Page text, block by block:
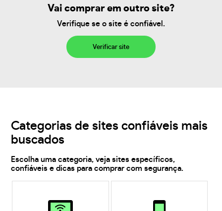
Vai comprar em outro site?
Verifique se o site é confiável.
Verificar site
Categorias de sites confiáveis mais
buscados
Escolha uma categoria, veja sites específicos,
confiáveis e dicas para comprar com segurança.